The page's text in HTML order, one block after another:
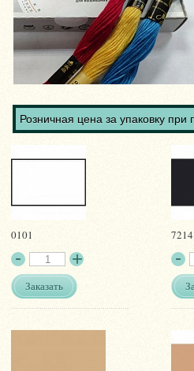
Розничная цена за упаковку при
0101
Заказать
7214